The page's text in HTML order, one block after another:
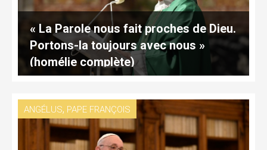
« La Parole nous fait proches de Dieu.
Portons-la toujours avec nous »
(homélie complète)
ANGÉLUS, PAPE FRANÇOIS